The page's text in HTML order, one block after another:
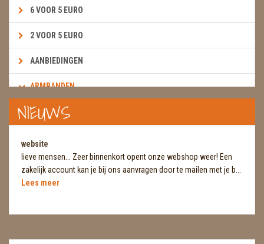
6 VOOR 5 EURO
2 VOOR 5 EURO
AANBIEDINGEN
ARMBANDEN
ARMBAND BOLLETJES
BOEKEN & KAARTEN E.A.R.T.H.
BOLLEN
BROEKZAKSTENEN
CADEAUBONNEN
NIEUWS
website
lieve mensen... Zeer binnenkort opent onze webshop weer! Een
zakelijk account kan je bij ons aanvragen door te mailen met je b...
Lees meer